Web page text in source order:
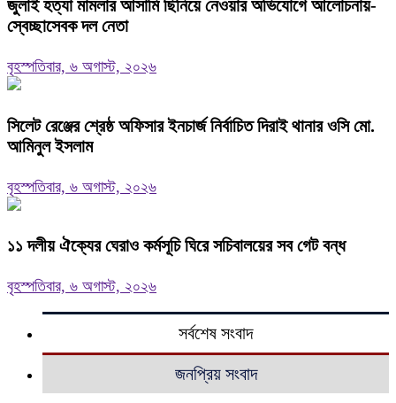
জুলাই হত্যা মামলার আসামি ছিনিয়ে নেওয়ার অভিযোগে আলোচনায়-
স্বেচ্ছাসেবক দল নেতা
বৃহস্পতিবার, ৬ অগাস্ট, ২০২৬
‎সিলেট রেঞ্জের শ্রেষ্ঠ অফিসার ইনচার্জ নির্বাচিত দিরাই থানার ওসি মো.
আমিনুল ইসলাম
বৃহস্পতিবার, ৬ অগাস্ট, ২০২৬
‎১১ দলীয় ঐক্যের ঘেরাও কর্মসূচি ঘিরে সচিবালয়ের সব গেট বন্ধ
বৃহস্পতিবার, ৬ অগাস্ট, ২০২৬
সর্বশেষ সংবাদ
জনপ্রিয় সংবাদ